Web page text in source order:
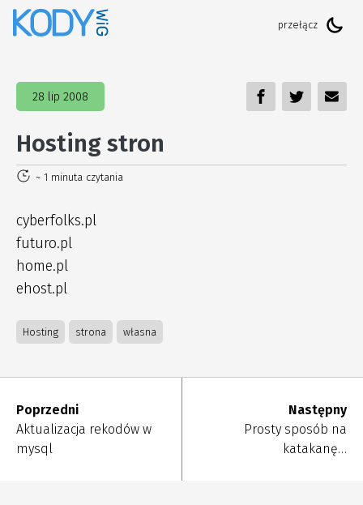
28 lip 2008
Hosting stron
~ 1 minuta czytania
cyberfolks.pl
futuro.pl
home.pl
ehost.pl
Hosting strona własna
Poprzedni
Aktualizacja rekodów w
mysql
Następny
Prosty sposób na
katakanę…